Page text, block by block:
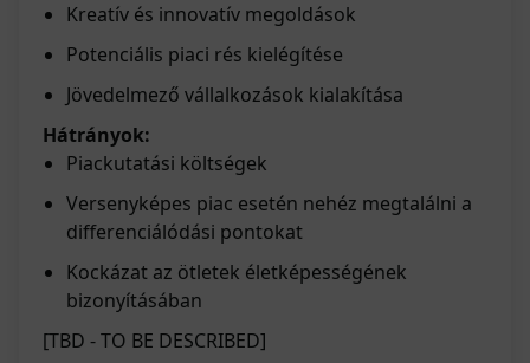
Kreatív és innovatív megoldások
Potenciális piaci rés kielégítése
Jövedelmező vállalkozások kialakítása
Hátrányok:
Piackutatási költségek
Versenyképes piac esetén nehéz megtalálni a
differenciálódási pontokat
Kockázat az ötletek életképességének
bizonyításában
[TBD - TO BE DESCRIBED]